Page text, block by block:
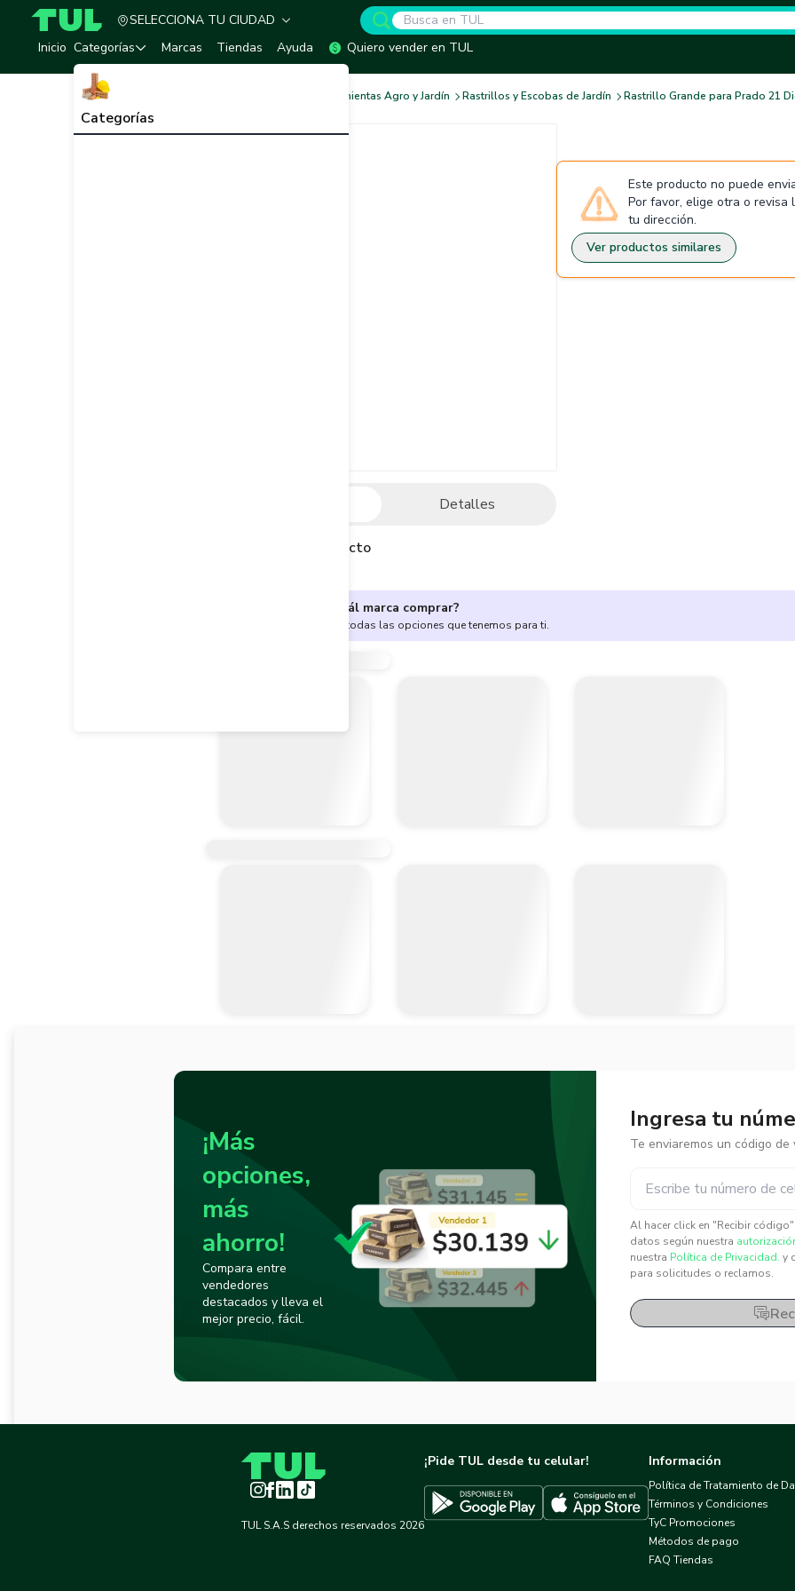
TUL - Tu Marketplace de Construcción
SELECCIONA TU CIUDAD
Inicio Categorías
Categorías
Marcas Tiendas Ayuda Quiero vender en TUL
Herramientas Agro y Jardín Rastrillos y Escobas de Jardín Rastrillo Grande para Prado 21
Detalles
Descripción del producto
Este producto no puede
Por favor, elige otra o revisa
tu dirección.
Ver productos similares
¿No sabes cuál marca comprar?
Encuentra aquí todas las opciones que tenemos para ti.
¡Más
opciones,
más
ahorro!
Compara entre
vendedores
destacados y lleva el
mejor precio, fácil.
Ingresa tu
Te enviaremos un código de
Al hacer click en "Recibir
datos según nuestra
nuestra Política de Privacidad. y
para solicitudes o reclamos.
Instagram
Facebook
LinkedInTikTok
TUL S.A.S derechos reservados 2026
¡Pide TUL desde tu celular!
Descargar TUL en Google PlayDescargar TUL en App Store
Información
Política de Tratamiento de
Términos y Condiciones
TyC Promociones
Métodos de pago
FAQ Tiendas